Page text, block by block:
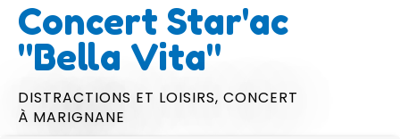
Concert Star'ac
"Bella Vita"
DISTRACTIONS ET LOISIRS, CONCERT
À MARIGNANE